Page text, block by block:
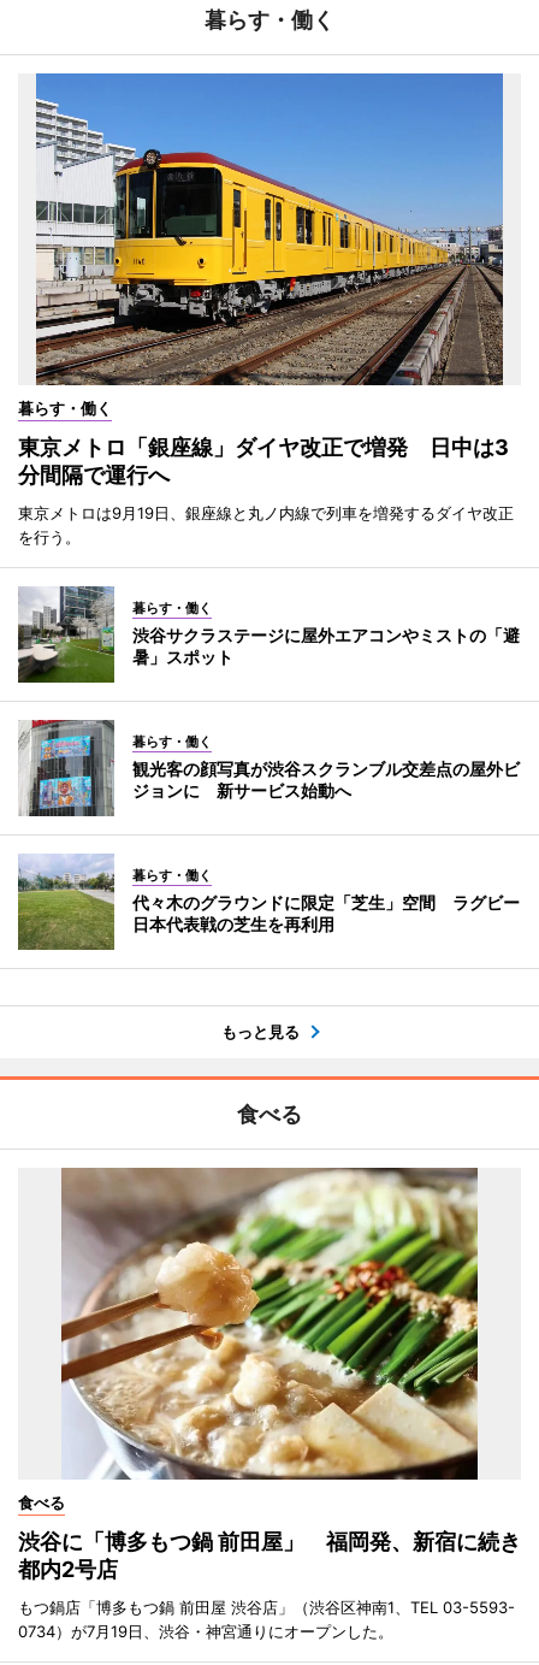
暮らす・働く
暮らす・働く
東京メトロ「銀座線」ダイヤ改正で増発 日中は3
分間隔で運行へ
東京メトロは9月19日、銀座線と丸ノ内線で列車を増発するダイヤ改正
を行う。
暮らす・働く
渋谷サクラステージに屋外エアコンやミストの「避
暑」スポット
暮らす・働く
観光客の顔写真が渋谷スクランブル交差点の屋外ビ
ジョンに 新サービス始動へ
暮らす・働く
代々木のグラウンドに限定「芝生」空間 ラグビー
日本代表戦の芝生を再利用
もっと見る
食べる
食べる
渋谷に「博多もつ鍋 前田屋」 福岡発、新宿に続き
都内2号店
もつ鍋店「博多もつ鍋 前田屋 渋谷店」（渋谷区神南1、TEL 03-5593-
0734）が7月19日、渋谷・神宮通りにオープンした。